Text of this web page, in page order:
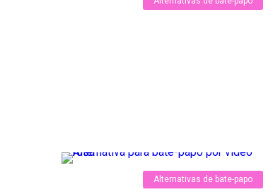
Alternativas de bate-papo